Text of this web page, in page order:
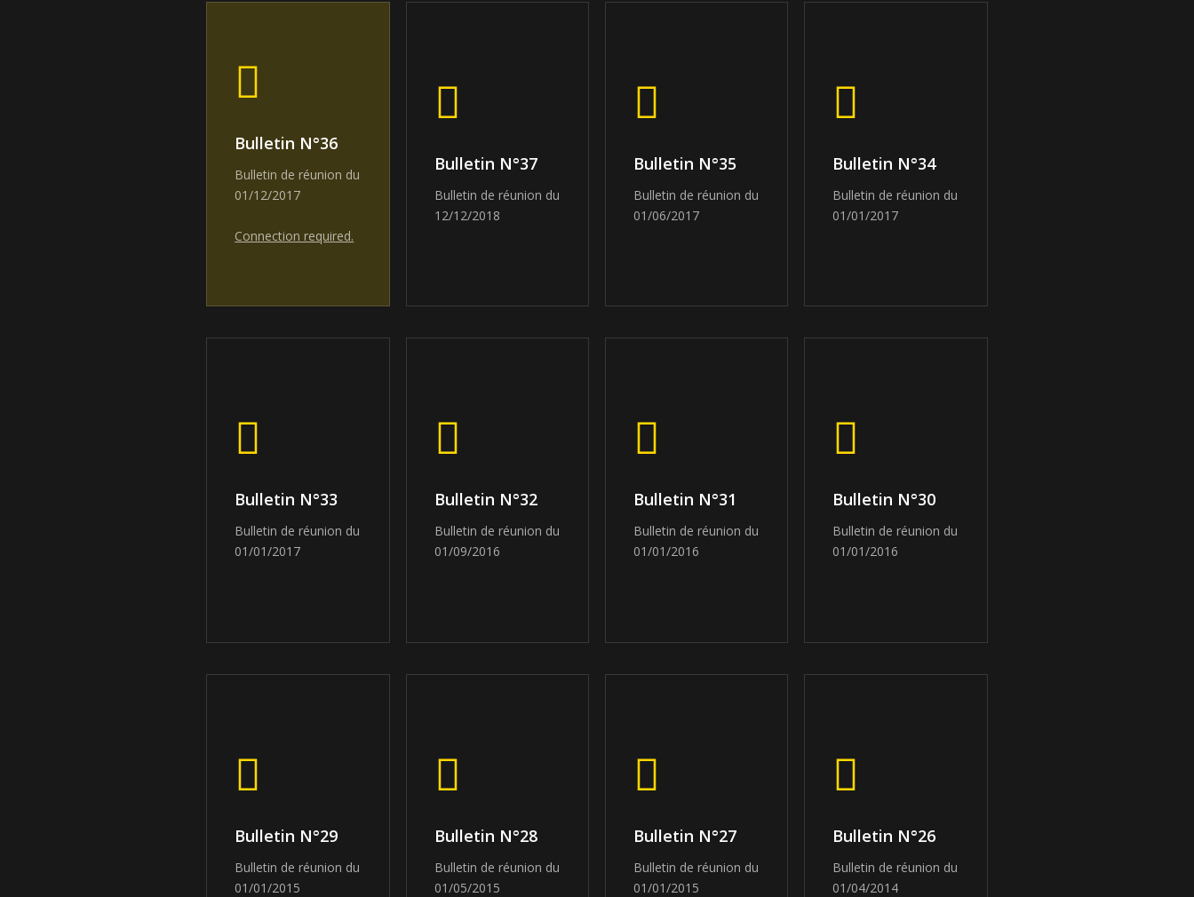
Bulletin N°36
Bulletin de réunion du
01/12/2017
Connection required.
Bulletin N°37
Bulletin de réunion du
12/12/2018
Bulletin N°35
Bulletin de réunion du
01/06/2017
Bulletin N°34
Bulletin de réunion du
01/01/2017
Bulletin N°33
Bulletin de réunion du
01/01/2017
Bulletin N°32
Bulletin de réunion du
01/09/2016
Bulletin N°31
Bulletin de réunion du
01/01/2016
Bulletin N°30
Bulletin de réunion du
01/01/2016
Bulletin N°29
Bulletin de réunion du
01/01/2015
Bulletin N°28
Bulletin de réunion du
01/05/2015
Bulletin N°27
Bulletin de réunion du
01/01/2015
Bulletin N°26
Bulletin de réunion du
01/04/2014